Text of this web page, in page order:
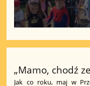
„Mamo, chodź
Jak co roku, maj w